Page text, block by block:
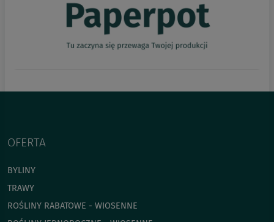
OFERTA
BYLINY
TRAWY
ROŚLINY RABATOWE - WIOSENNE